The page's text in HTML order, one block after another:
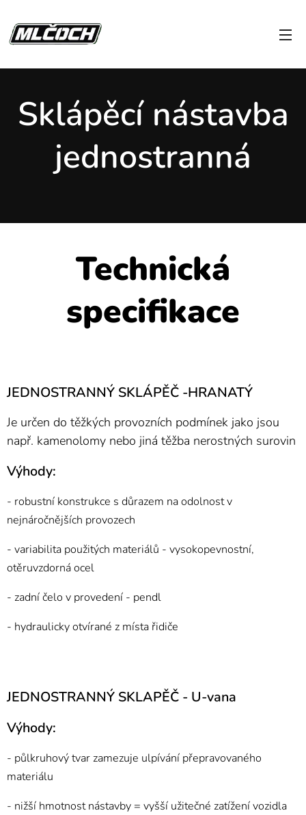
Sklápěcí nástavba
jednostranná
Technická
specifikace
JEDNOSTRANNÝ SKLÁPĚČ -HRANATÝ
Je určen do těžkých provozních podmínek jako jsou
např. kamenolomy nebo jiná těžba nerostných surovin
Výhody:
- robustní konstrukce s důrazem na odolnost v
nejnáročnějších provozech
- variabilita použitých materiálů - vysokopevnostní,
otěruvzdorná ocel
- zadní čelo v provedení - pendl
- hydraulicky otvírané z místa řidiče
JEDNOSTRANNÝ SKLAPĚČ - U-vana
Výhody:
- půlkruhový tvar zamezuje ulpívání přepravovaného
materiálu
- nižší hmotnost nástavby = vyšší užitečné zatížení vozidla